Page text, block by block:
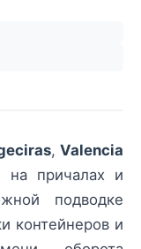
, Valencia
на причалах и
подводке
контейнеров и